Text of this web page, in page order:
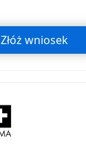
Złóż wniosek